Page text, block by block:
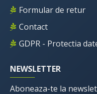
Formular de retur
Contact
GDPR - Protectia
NEWSLETTER
Aboneaza-te la